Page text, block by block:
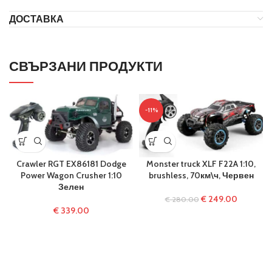
ДОСТАВКА
СВЪРЗАНИ ПРОДУКТИ
Crawler RGT EX86181 Dodge
Power Wagon Crusher 1:10
Зелен
€339.00
-11%
Monster truck XLF F22A 1:10,
brushless, 70км\ч, Червен
€280.00 €249.00